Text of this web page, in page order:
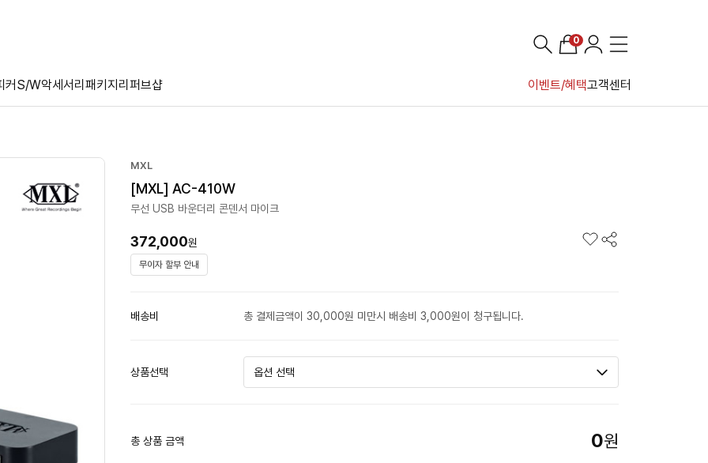
커S/W악세서리 패키지리퍼브샵 이벤트/혜택고객센터
0
MXL
[MXL] AC-410W
무선 USB 바운더리 콘덴서 마이크
372,000원
무이자 할부 안내
배송비 총 결제금액이 30,000원 미만시 배송비 3,000원이 청구됩니다.
상품선택
총 상품 금액 0원